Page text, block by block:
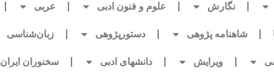
نگارش علوم و فنون ادبی عربی
شاهنامه پژوهی دستورپژوهی زبان‌شناسی
ویرایش دانشهای ادبی سخنوران ایران